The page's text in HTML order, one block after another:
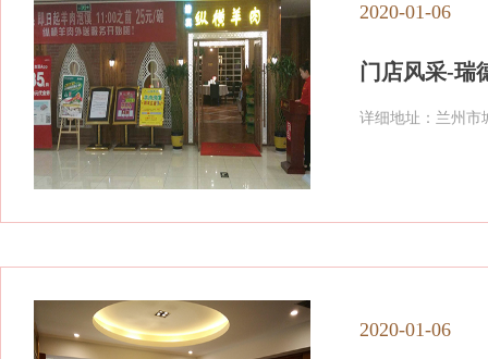
2020-01-06
门店风采-瑞
详细地址：兰州市
2020-01-06